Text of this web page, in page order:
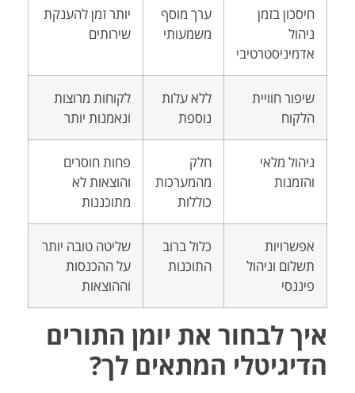
חיסכון בזמן
ניהול
אדמיניסטרטיבי
ערך מוסף
משמעותי
יותר זמן להענקת
שירותים
שיפור חוויית
הלקוח
ללא עלות
נוספת
לקוחות מרוצות
ונאמנות יותר
ניהול מלאי
והזמנות
חלק
מהמערכות
כוללות
פחות חוסרים
והוצאות לא
מתוכננות
אפשרויות
תשלום וניהול
פיננסי
כלול ברוב
התוכנות
שליטה טובה יותר
על ההכנסות
וההוצאות
איך לבחור את יומן התורים
הדיגיטלי המתאים לך?